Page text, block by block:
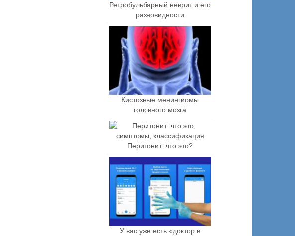
Ретробульбарный неврит и его
разновидности
Кистозные менингиомы
головного мозга
Перитонит: что это?
У вас уже есть «доктор в